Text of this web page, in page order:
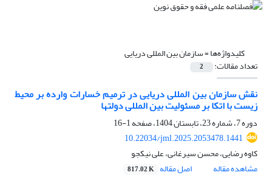
کلیدواژه‌ها =سازمان بین المللی دریایی
تعداد مقالات: 2
نقش سازمان بین المللی دریایی در ترمیم خسارات وارده بر محیط
زیست با اتکا بر مسئولیت بین المللی دولتها
دوره 7، شماره 23، تابستان 1404، صفحه
1-16
10.22034/jml.2025.2053478.1441
کاوه رضایی، محسن سیرغانی، علی نیکجو
مشاهده مقاله
اصل مقاله 817.02 K